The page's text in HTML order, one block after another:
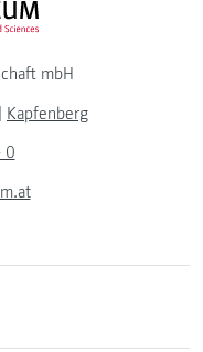
FH JOANNEUM Logo
mbH
| Kapfenberg
0